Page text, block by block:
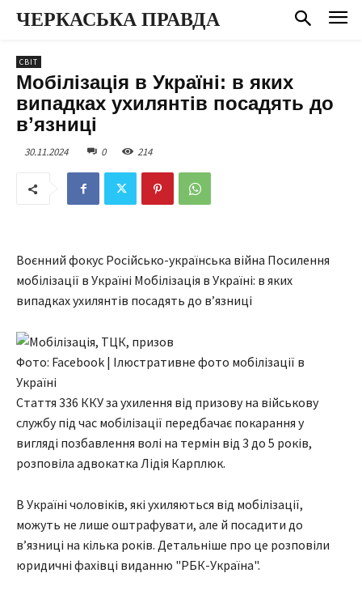
ЧЕРКАСЬКА ПРАВДА
СВІТ
Мобілізація в Україні: в яких
випадках ухилянтів посадять до
вʼязниці
30.11.2024 0 214
Воєнний фокус Російсько-українська війна Посилення
мобілізації в Україні Мобілізація в Україні: в яких
випадках ухилянтів посадять до вʼязниці
Фото: Facebook | Ілюстративне фото мобілізації в
Україні
Стаття 336 ККУ за ухилення від призову на військову
службу під час мобілізації передбачає покарання у
вигляді позбавлення волі на термін від 3 до 5 років,
розповіла адвокатка Лідія Карплюк.
В Україні чоловіків, які ухиляються від мобілізації,
можуть не лише оштрафувати, але й посадити до
вʼязниці на кілька років. Детальніше про це розповіли
юридичні фахівці виданню "РБК-Україна".